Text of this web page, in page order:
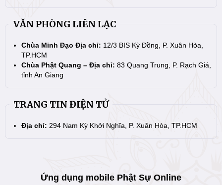
VĂN PHÒNG LIÊN LẠC
Chùa Minh Đạo Địa chỉ: 12/3 BIS Kỳ Đồng, P. Xuân Hòa,
TP.HCM
Chùa Phật Quang – Địa chỉ: 83 Quang Trung, P. Rạch Giá,
tỉnh An Giang
TRANG TIN ĐIỆN TỬ
Địa chỉ: 294 Nam Kỳ Khởi Nghĩa, P. Xuân Hòa, TP.HCM
Ứng dụng mobile Phật Sự Online